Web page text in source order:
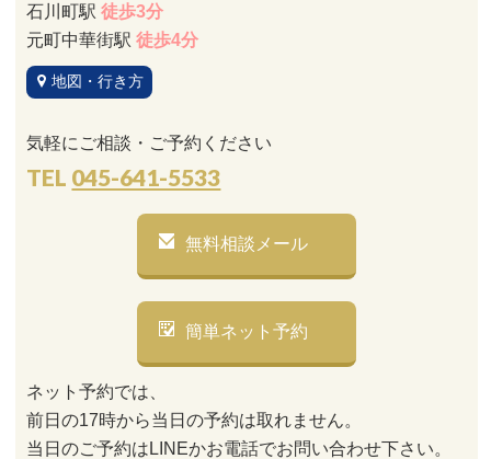
石川町駅徒歩3分
元町中華街駅徒歩4分
地図・行き方
気軽にご相談・ご予約ください
TEL 045-641-5533
無料相談メール
簡単ネット予約
ネット予約では、
前日の17時から当日の予約は取れません。
当日のご予約はLINEかお電話でお問い合わせ下さい。